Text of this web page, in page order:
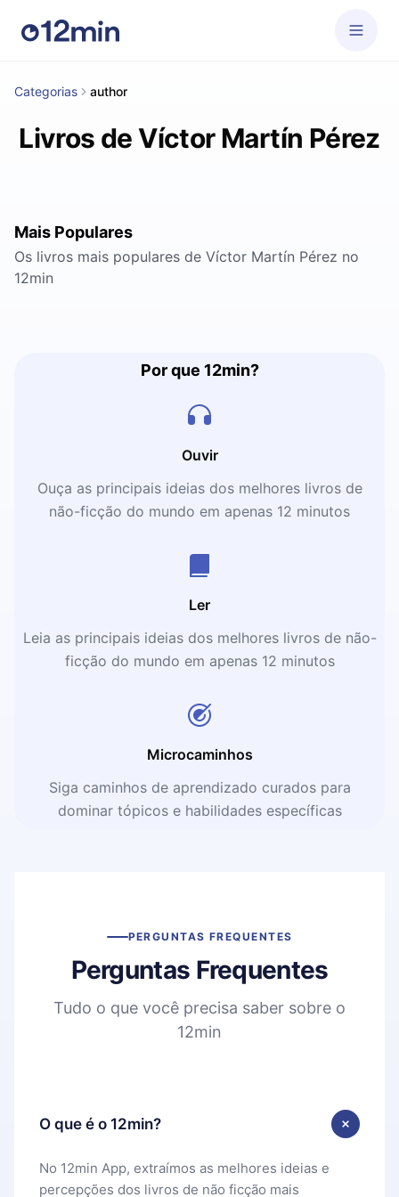
Categorias author
Livros de Víctor Martín Pérez
Mais Populares
Os livros mais populares de Víctor Martín Pérez no
12min
Por que 12min?
Ouvir
Ouça as principais ideias dos melhores livros de
não-ficção do mundo em apenas 12 minutos
Ler
Leia as principais ideias dos melhores livros de não-
ficção do mundo em apenas 12 minutos
Microcaminhos
Siga caminhos de aprendizado curados para
dominar tópicos e habilidades específicas
PERGUNTAS FREQUENTES
Perguntas Frequentes
Tudo o que você precisa saber sobre o
12min
O que é o 12min?
No 12min App, extraímos as melhores ideias e
percepções dos livros de não ficção mais